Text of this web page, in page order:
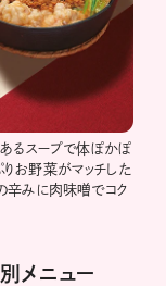
るスープで体ぽかぽ
りお野菜がマッチした
辛みに肉味噌でコク
メニュー